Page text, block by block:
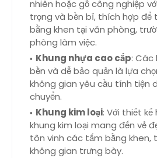
nhiên hoặc gỗ công nghiệp
trọng và bền bỉ, thích hợp
bằng khen tại văn phòng,
phòng làm việc.
Khung nhựa cao cấp: Các
bền và dễ bảo quản là lựa
không gian yêu cầu tính tiện
chuyển.
Khung kim loại: Với thiết kế
khung kim loại mang đến vẻ
tôn vinh các tấm bằng khen,
không gian trưng bày.